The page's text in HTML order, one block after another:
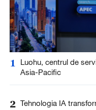
1
Luohu, centrul de
Asia-Pacific
2 Tehnologia IA